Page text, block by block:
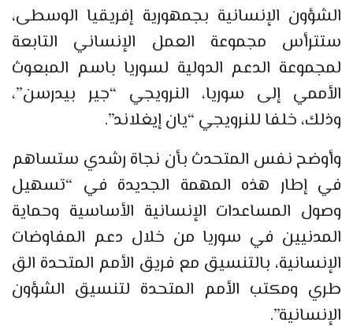
الشؤون الإنسانية بجمهورية إفريقيا الوسطى،
ستترأس مجموعة العمل الإنساني التابعة
لمجموعة الدعم الدولية لسوريا باسم المبعوث
الأممي إلى سوريا، النرويجي “جير بيدرسن”،
وذلك، خلفا للنرويجي “يان إيغلاند”.
وأوضح نفس المتحدث بأن نجاة رشدي ستساهم
في إطار هذه المهمة الجديدة في “تسهيل
وصول المساعدات الإنسانية الأساسية وحماية
المدنيين في سوريا من خلال دعم المفاوضات
الإنسانية، بالتنسيق مع فريق الأمم المتحدة الق
طري ومكتب الأمم المتحدة لتنسيق الشؤون
الإنسانية”.